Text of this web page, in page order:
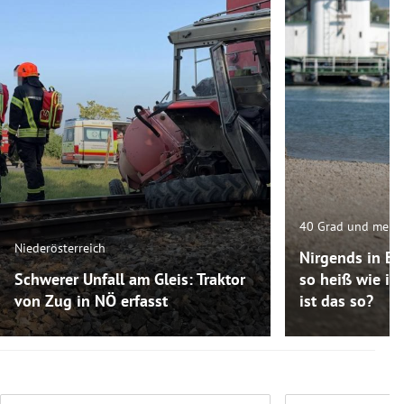
Niederösterreich
Schwerer Unfall am Gleis: Traktor
von Zug in NÖ erfasst
40 Grad und mehr
Nirgends in
so heiß wie in
ist das so?